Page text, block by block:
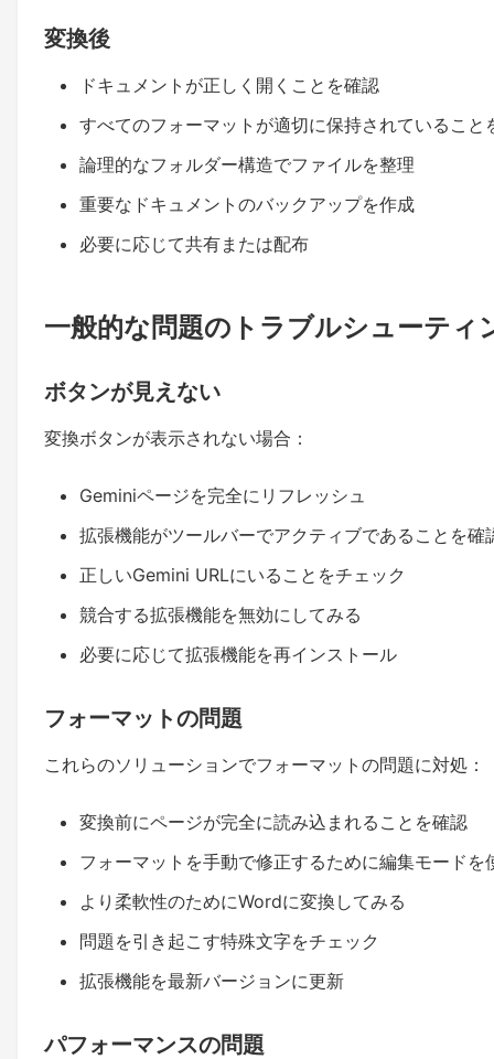
変換後
ドキュメントが正しく開くことを確認
すべてのフォーマットが適切に保持されていること
論理的なフォルダー構造でファイルを整理
重要なドキュメントのバックアップを作成
必要に応じて共有または配布
一般的な問題のトラブルシューティ
ボタンが見えない
変換ボタンが表示されない場合：
Geminiページを完全にリフレッシュ
拡張機能がツールバーでアクティブであることを確
正しいGemini URLにいることをチェック
競合する拡張機能を無効にしてみる
必要に応じて拡張機能を再インストール
フォーマットの問題
これらのソリューションでフォーマットの問題に対処：
変換前にページが完全に読み込まれることを確認
フォーマットを手動で修正するために編集モードを
より柔軟性のためにWordに変換してみる
問題を引き起こす特殊文字をチェック
拡張機能を最新バージョンに更新
パフォーマンスの問題